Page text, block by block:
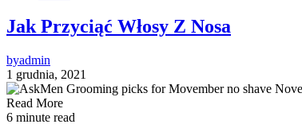
Jak Przyciąć Włosy Z Nosa
byadmin
1 grudnia, 2021
Read More
6 minute read